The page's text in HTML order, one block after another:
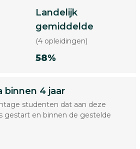
Landelijk
gemiddelde
(4 opleidingen)
58%
binnen 4 jaar
studenten dat aan deze
gestart en binnen de gestelde